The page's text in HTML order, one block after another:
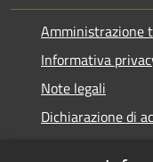
Amministrazione
Informativa
Note legali
Dichiarazione di